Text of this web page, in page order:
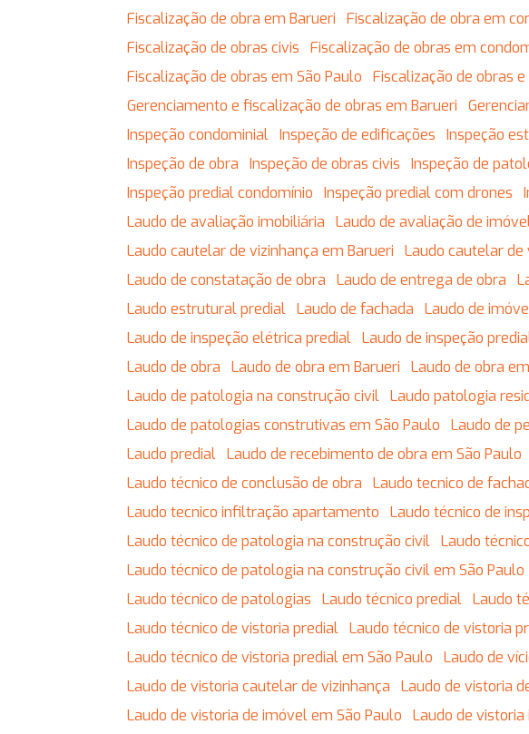
Fiscalização de obra em Barueri
Fiscalização de obra em
Fiscalização de obras civis
Fiscalização de obras em
Fiscalização de obras em São Paulo
Fiscalização de obras
Gerenciamento e fiscalização de obras em Barueri
Inspeção condominial
Inspeção de edificações Inspeção
Inspeção de obra
Inspeção de obras civis Inspeção de
Inspeção predial condomínio
Inspeção predial com drones
Laudo de avaliação imobiliária
Laudo de avaliação de
Laudo cautelar de vizinhança em Barueri
Laudo cautelar
Laudo de constatação de obra
Laudo de entrega de obra
Laudo estrutural predial
Laudo de fachada Laudo de
Laudo de inspeção elétrica predial
Laudo de inspeção
Laudo de obra
Laudo de obra em Barueri Laudo de obra
Laudo de patologia na construção civil
Laudo patologia
Laudo de patologias construtivas em São Paulo
Laudo de
Laudo predial
Laudo de recebimento de obra em São Paulo
Laudo técnico de conclusão de obra
Laudo tecnico de
Laudo tecnico infiltração apartamento
Laudo técnico de
Laudo técnico de patologia na construção civil
Laudo
Laudo técnico de patologia na construção civil em São Paulo
Laudo técnico de patologias
Laudo técnico predial Laudo
Laudo técnico de vistoria predial
Laudo técnico de vistoria
Laudo técnico de vistoria predial em São Paulo
Laudo de
Laudo de vistoria cautelar de vizinhança
Laudo de vistoria
Laudo de vistoria de imóvel em São Paulo
Laudo de